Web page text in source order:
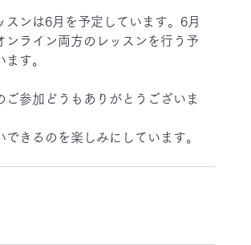
スンは6月を予定しています。6月
ンライン両方のレッスンを行う予
す。
ご参加どうもありがとうございま
できるのを楽しみにしています。